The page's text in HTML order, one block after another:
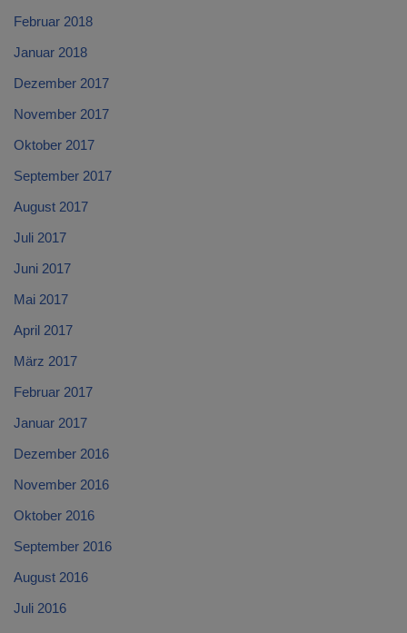
Februar 2018
Januar 2018
Dezember 2017
November 2017
Oktober 2017
September 2017
August 2017
Juli 2017
Juni 2017
Mai 2017
April 2017
März 2017
Februar 2017
Januar 2017
Dezember 2016
November 2016
Oktober 2016
September 2016
August 2016
Juli 2016